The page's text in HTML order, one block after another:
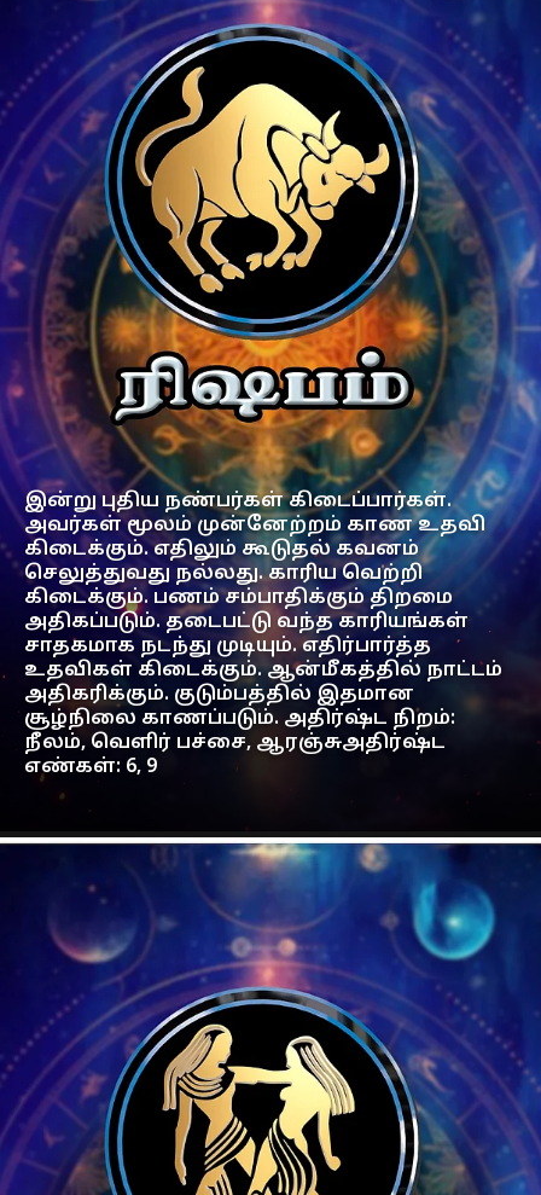
இன்று புதிய நண்பர்கள் கிடைப்பார்கள்.
அவர்கள் மூலம் முன்னேற்றம் காண உதவி
கிடைக்கும். எதிலும் கூடுதல் கவனம்
செலுத்துவது நல்லது. காரிய வெற்றி
கிடைக்கும். பணம் சம்பாதிக்கும் திறமை
அதிகப்படும். தடைபட்டு வந்த காரியங்கள்
சாதகமாக நடந்து முடியும். எதிர்பார்த்த
உதவிகள் கிடைக்கும். ஆன்மீகத்தில் நாட்டம்
அதிகரிக்கும். குடும்பத்தில் இதமான
சூழ்நிலை காணப்படும். அதிர்ஷ்ட நிறம்:
நீலம், வெளிர் பச்சை, ஆரஞ்சுஅதிர்ஷ்ட
எண்கள்: 6, 9